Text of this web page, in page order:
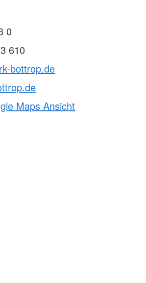
0
610
bottrop.de
Maps Ansicht